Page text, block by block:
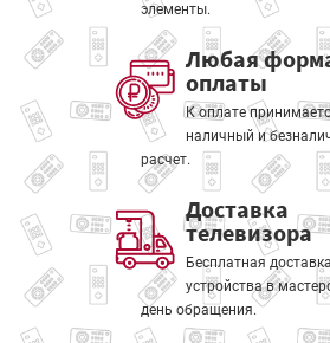
элементы.
Любая
оплаты
К оплате
наличный и
расчет.
Доставка
телевизора
Бесплатная
устройства в
день обращения.